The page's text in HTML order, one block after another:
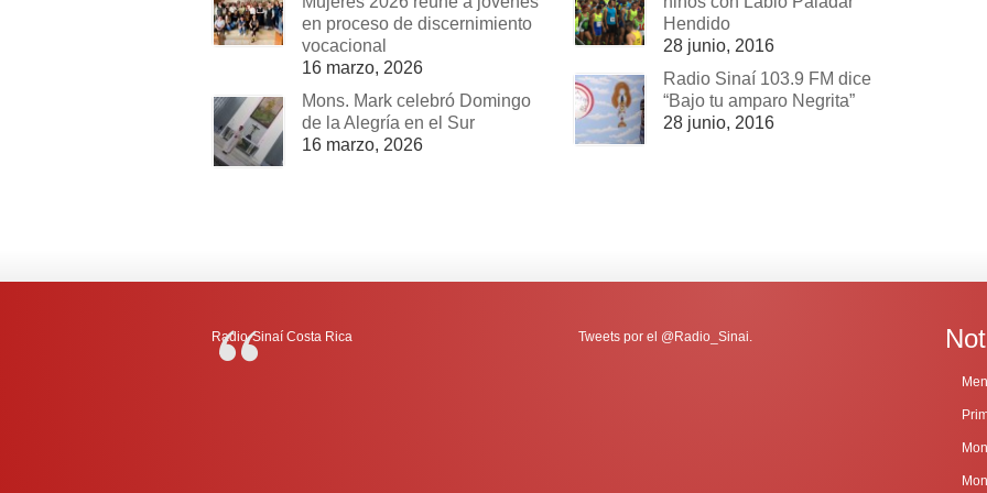
en proceso de discernimiento
vocacional
16 marzo, 2026
Mons. Mark celebró Domingo
de la Alegría en el Sur
16 marzo, 2026
Hendido
28 junio, 2016
Radio Sinaí 103.9 FM dice
“Bajo tu amparo Negrita”
28 junio, 2016
Radio-Sinaí Costa Rica Tweets por el @Radio_Sinai.